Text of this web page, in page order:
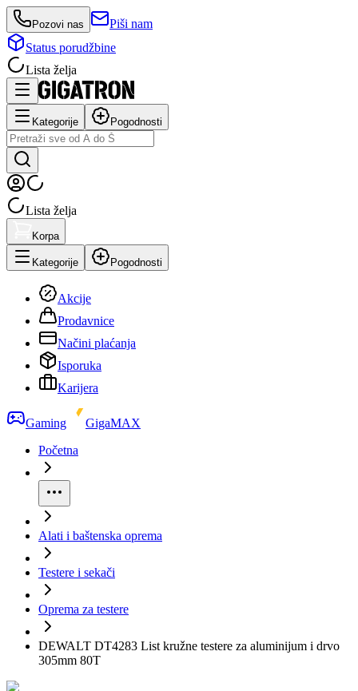
Pozovi nas
Piši nam
Status porudžbine
Lista želja
Kategorije Pogodnosti
Lista želja
Korpa
Kategorije Pogodnosti
Akcije
Prodavnice
Načini plaćanja
Isporuka
Karijera
Gaming
GigaMAX
Početna
Alati i baštenska oprema
Testere i sekači
Oprema za testere
DEWALT DT4283 List kružne testere za aluminijum i drvo
305mm 80T